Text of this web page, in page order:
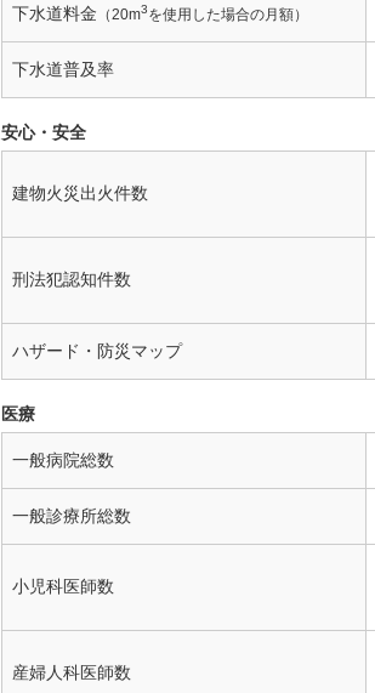
下水道料金 （20m3を使用した場合の月額）
下水道普及率
安心・安全
建物火災出火件数
刑法犯認知件数
ハザード・防災マップ
医療
一般病院総数
一般診療所総数
小児科医師数
産婦人科医師数